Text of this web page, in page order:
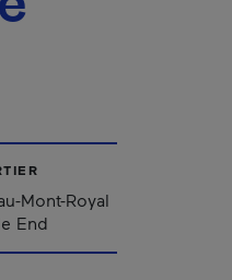
Mont-Royal
End